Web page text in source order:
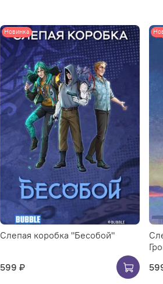
Новинка
Слепая коробка "Бесобой"
599 ₽